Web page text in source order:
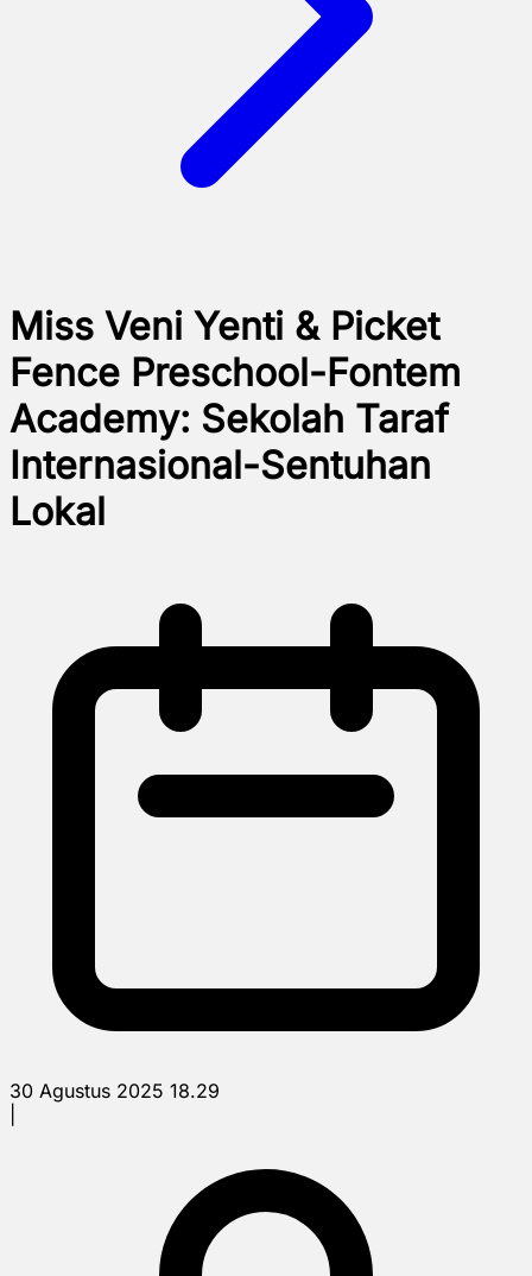
Miss Veni Yenti & Picket
Fence Preschool-Fontem
Academy: Sekolah Taraf
Internasional-Sentuhan
Lokal
30 Agustus 2025 18.29